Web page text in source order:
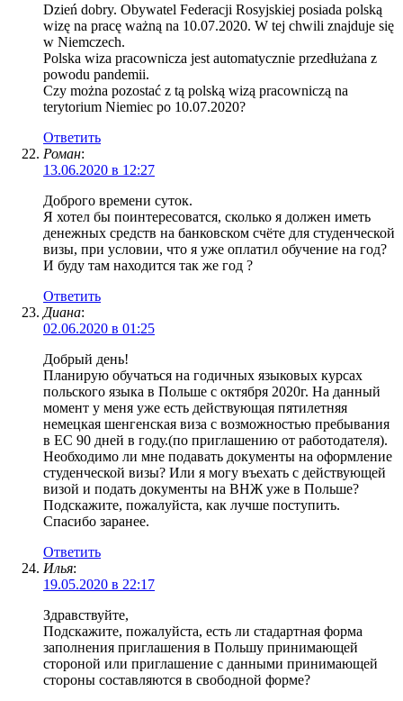
Dzień dobry. Obywatel Federacji Rosyjskiej posiada polską
wizę na pracę ważną na 10.07.2020. W tej chwili znajduje się
w Niemczech.
Polska wiza pracownicza jest automatycznie przedłużana z
powodu pandemii.
Czy można pozostać z tą polską wizą pracowniczą na
terytorium Niemiec po 10.07.2020?
Ответить
Роман:
13.06.2020 в 12:27
Доброго времени суток.
Я хотел бы поинтересоватся, сколько я должен иметь
денежных средств на банковском счёте для студенческой
визы, при условии, что я уже оплатил обучение на год?
И буду там находится так же год ?
Ответить
Диана:
02.06.2020 в 01:25
Добрый день!
Планирую обучаться на годичных языковых курсах
польского языка в Польше с октября 2020г. На данный
момент у меня уже есть действующая пятилетняя
немецкая шенгенская виза с возможностью пребывания
в ЕС 90 дней в году.(по приглашению от работодателя).
Необходимо ли мне подавать документы на оформление
студенческой визы? Или я могу въехать с действующей
визой и подать документы на ВНЖ уже в Польше?
Подскажите, пожалуйста, как лучше поступить.
Спасибо заранее.
Ответить
Илья:
19.05.2020 в 22:17
Здравствуйте,
Подскажите, пожалуйста, есть ли стадартная форма
заполнения приглашения в Польшу принимающей
стороной или приглашение с данными принимающей
стороны составляются в свободной форме?